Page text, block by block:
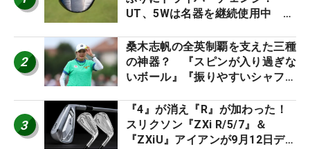
UT、5Wは名器を継続使用中 #
2
桑木志帆の全英制覇を支えた三種
の神器？ 『スピンが入り過ぎな
いボール』『振りやすいシャフ
ー』 #女子プロセッティング
3
『4』が消え『R』が加わった！
スリクソン『ZXi R/5/7』＆
『ZXiU』アイアンが9月12日デ